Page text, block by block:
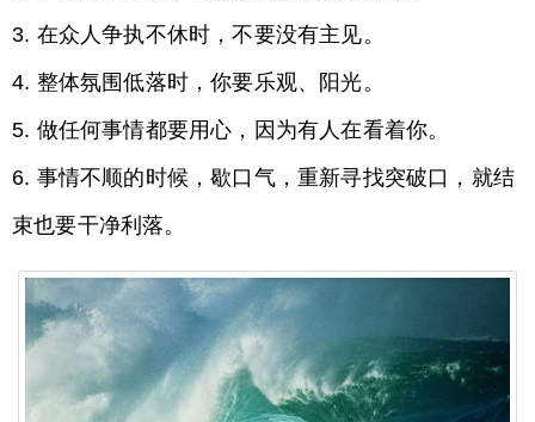
3. 在众人争执不休时，不要没有主见。
4. 整体氛围低落时，你要乐观、阳光。
5. 做任何事情都要用心，因为有人在看着你。
6. 事情不顺的时候，歇口气，重新寻找突破口，就结
束也要干净利落。